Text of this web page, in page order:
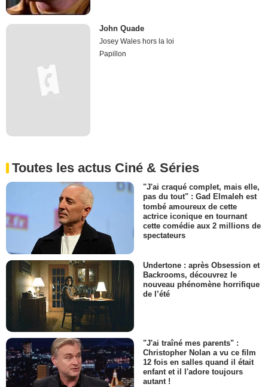
John Quade
Josey Wales hors la loi
Papillon
Toutes les actus Ciné & Séries
"J'ai craqué complet, mais elle,
pas du tout" : Gad Elmaleh est
tombé amoureux de cette
actrice iconique en tournant
cette comédie aux 2 millions de
spectateurs
Undertone : après Obsession et
Backrooms, découvrez le
nouveau phénomène horrifique
de l’été
"J'ai traîné mes parents" :
Christopher Nolan a vu ce film
12 fois en salles quand il était
enfant et il l'adore toujours
autant !